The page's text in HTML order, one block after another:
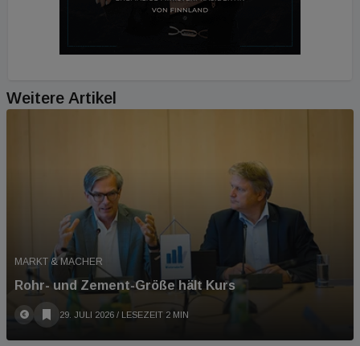
Weitere Artikel
MARKT & MACHER
Rohr- und Zement-Größe hält Kurs
29. JULI 2026 / LESEZEIT 2 MIN